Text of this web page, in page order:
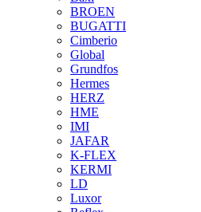
BROEN
BUGATTI
Cimberio
Global
Grundfos
Hermes
HERZ
HME
IMI
JAFAR
K-FLEX
KERMI
LD
Luxor